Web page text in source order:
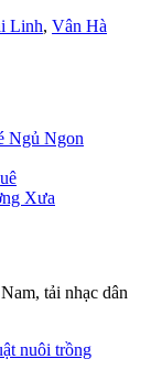
Linh, Vân Hà
Ngủ Ngon
Xưa
tải nhạc dân
nuôi trồng